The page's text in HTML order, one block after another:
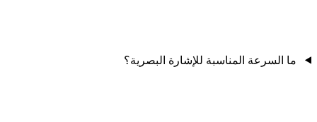
ما السرعة المناسبة للإشارة البصرية؟